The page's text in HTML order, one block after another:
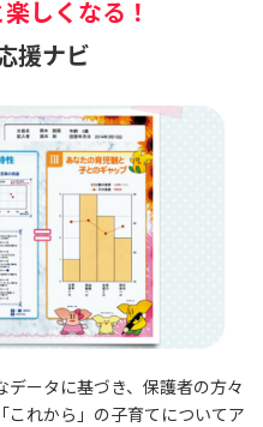
しくなる！
援ナビ
ータに基づき、保護者の方々
これから」の子育てについてア